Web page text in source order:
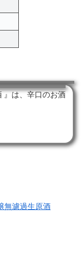
』は、辛口のお酒
濾過生原酒